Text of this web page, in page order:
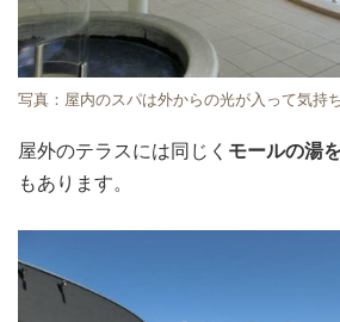
写真：屋内のスパは外からの光が入って気持
屋外のテラスには同じく モールの湯
もあります。